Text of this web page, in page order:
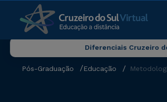
Diferenciais Cruzeiro
Pós-Graduação Educação